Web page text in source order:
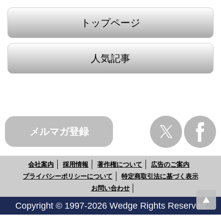
トップページ
人気記事
メルマガ登録
会社案内 採用情報 著作権について
広告のご案内
プライバシーポリシーについて
特定商取引法に基づく表示
お問い合わせ
Copyright © 1997-2026 Wedge Rights Reserved